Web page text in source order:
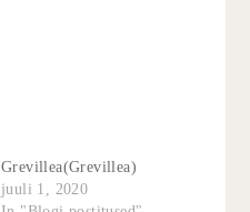
Grevillea(Grevillea)
juuli 1, 2020